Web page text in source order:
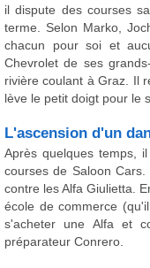
il dispute des courses
terme. Selon Marko,
chacun pour soi et
Chevrolet de ses
rivière coulant à Graz. Il
lève le petit doigt pour le
L'ascension d'un
Après quelques temps,
courses de Saloon
contre les Alfa Giulietta.
école de commerce
s'acheter une Alfa et
préparateur Conrero.